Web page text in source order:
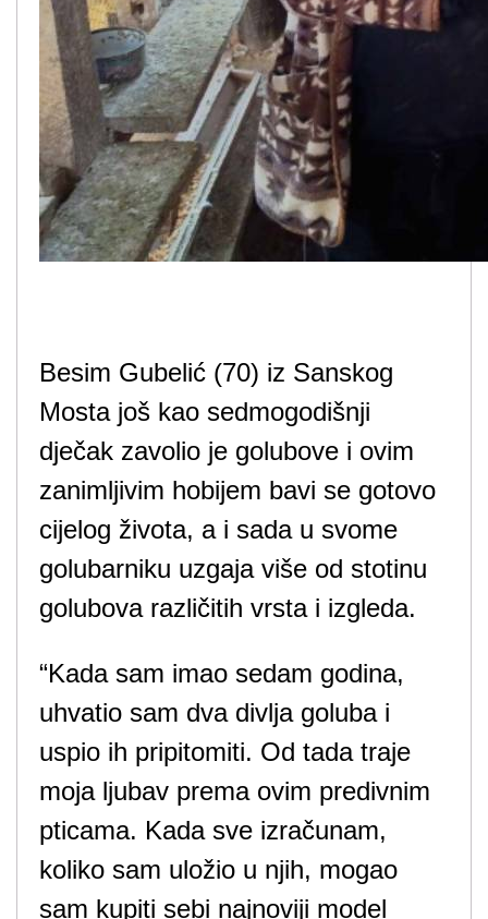
Besim Gubelić (70) iz Sanskog
Mosta još kao sedmogodišnji
dječak zavolio je golubove i ovim
zanimljivim hobijem bavi se gotovo
cijelog života, a i sada u svome
golubarniku uzgaja više od stotinu
golubova različitih vrsta i izgleda.
“Kada sam imao sedam godina,
uhvatio sam dva divlja goluba i
uspio ih pripitomiti. Od tada traje
moja ljubav prema ovim predivnim
pticama. Kada sve izračunam,
koliko sam uložio u njih, mogao
sam kupiti sebi najnoviji model